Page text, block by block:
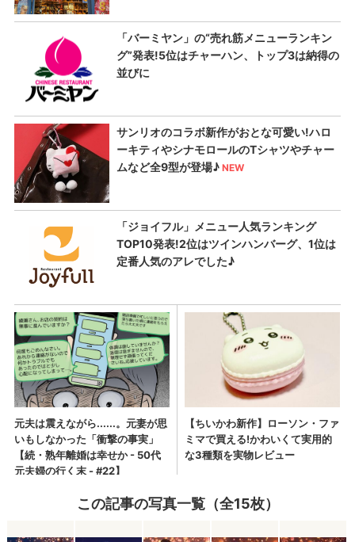
この記事の写真一覧（全15枚）